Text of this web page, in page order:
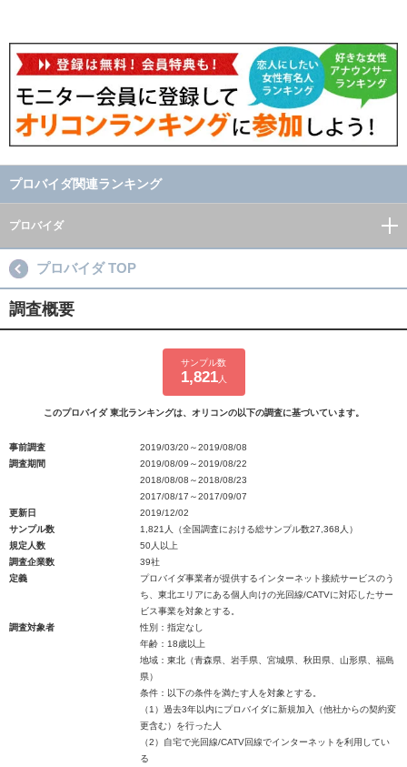
プロバイダ関連ランキング
プロバイダ
プロバイダ TOP
調査概要
サンプル数
1,821人
このプロバイダ 東北ランキングは、オリコンの以下の調査に基づいています。
事前調査
2019/03/20～2019/08/08
調査期間
2019/08/09～2019/08/22
2018/08/08～2018/08/23
2017/08/17～2017/09/07
更新日
2019/12/02
サンプル数
1,821人（全国調査における総サンプル数27,368人）
規定人数
50人以上
調査企業数
39社
定義
プロバイダ事業者が提供するインターネット接続サービスのう
ち、東北エリアにある個人向けの光回線/CATVに対応したサー
ビス事業を対象とする。
調査対象者
性別：指定なし
年齢：18歳以上
地域：東北（青森県、岩手県、宮城県、秋田県、山形県、福島
県）
条件：以下の条件を満たす人を対象とする。
（1）過去3年以内にプロバイダに新規加入（他社からの契約変
更含む）を行った人
（2）自宅で光回線/CATV回線でインターネットを利用してい
る